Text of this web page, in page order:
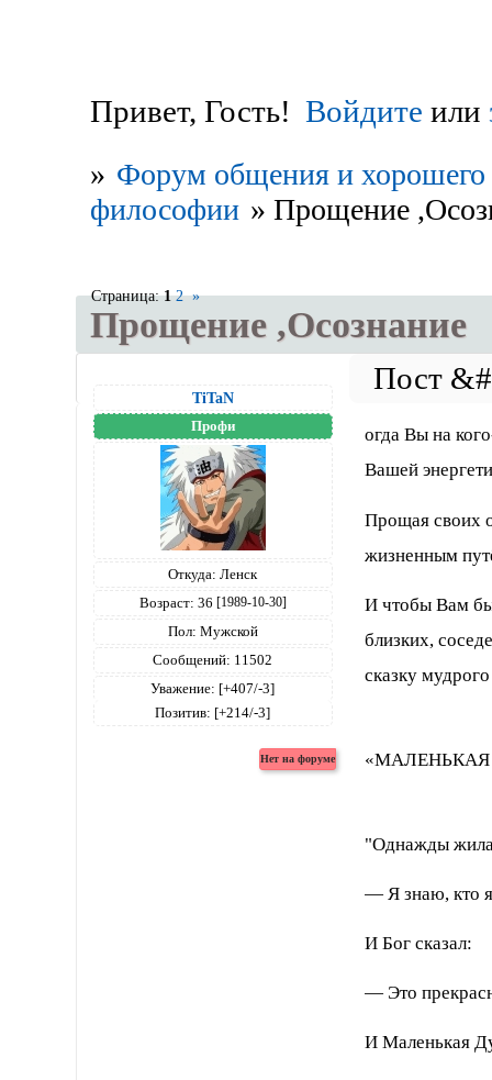
Привет, Гость! Войдите или
» Форум общения и хорошего
философии » Прощение
Прощение ,Осознание
Страница:1 2 »
TiTaN
Профи
Откуда: Ленск
Возраст: 36 [1989-10-30]
Пол: Мужской
Сообщений: 11502
Уважение: [+407/-3]
Позитив: [+214/-3]
огда Вы на
Вашей
Прощая своих
жизненным
И чтобы Вам
близких,
сказку
"Однажды
— Я знаю, кто
И Бог сказал:
— Это
И Маленькая